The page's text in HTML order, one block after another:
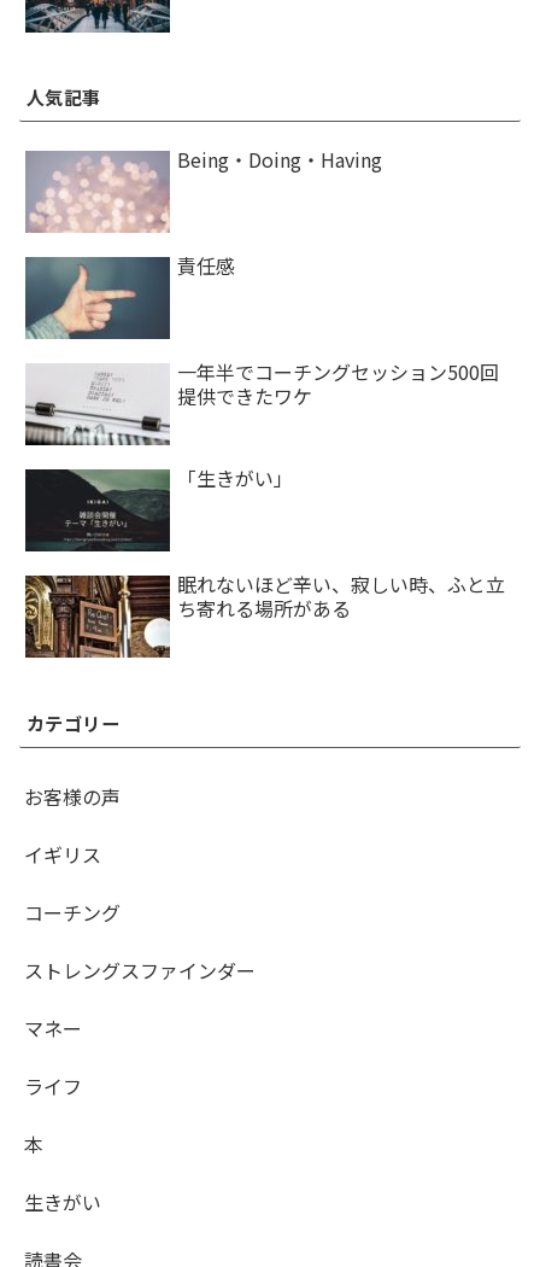
人気記事
Being・Doing・Having
責任感
一年半でコーチングセッション500回
提供できたワケ
「生きがい」
眠れないほど辛い、寂しい時、ふと立
ち寄れる場所がある
カテゴリー
お客様の声
イギリス
コーチング
ストレングスファインダー
マネー
ライフ
本
生きがい
読書会